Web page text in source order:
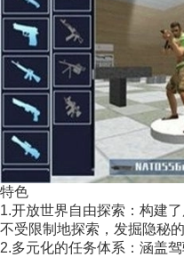
特色
1.开放世界自由探索：构建
不受限制地探索，发掘隐秘的
2.多元化的任务体系：涵盖